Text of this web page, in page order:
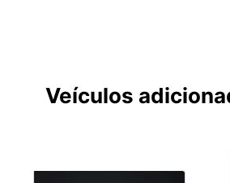
Veículos